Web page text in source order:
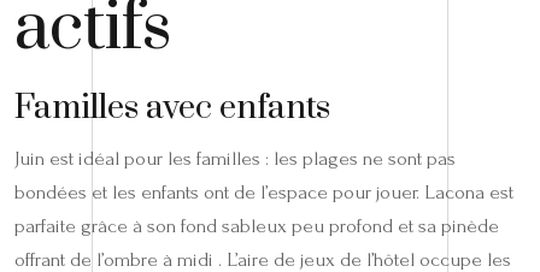
actifs
Familles avec enfants
Juin est idéal pour les familles : les plages ne sont pas
bondées et les enfants ont de l’espace pour jouer. Lacona est
parfaite grâce à son fond sableux peu profond et sa pinède
offrant de l’ombre à midi . L’aire de jeux de l’hôtel occupe les